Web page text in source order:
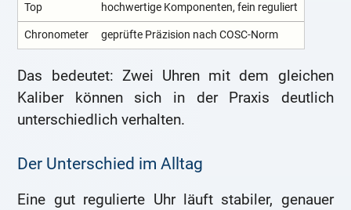
Top hochwertige Komponenten, fein reguliert
Chronometer geprüfte Präzision nach COSC-Norm
Das bedeutet: Zwei Uhren mit dem gleichen
Kaliber können sich in der Praxis deutlich
unterschiedlich verhalten.
Der Unterschied im Alltag
Eine gut regulierte Uhr läuft stabiler, genauer